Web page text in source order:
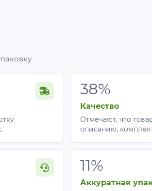
38%
Качество
Отмечают, что
описанию,
11%
Аккуратная